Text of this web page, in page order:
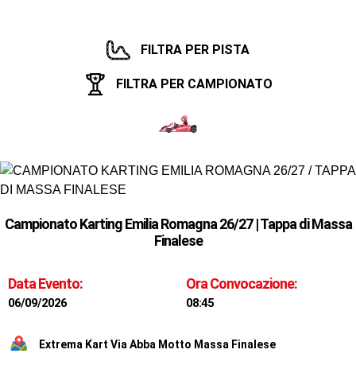
FILTRA PER PISTA
FILTRA PER CAMPIONATO
Campionato Karting Emilia Romagna 26/27 | Tappa di Massa
Finalese
Data Evento:
06/09/2026
Ora Convocazione:
08:45
Extrema Kart Via Abba Motto Massa Finalese